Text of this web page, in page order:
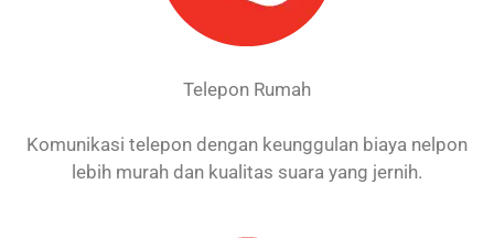
Telepon Rumah
Komunikasi telepon dengan keunggulan biaya nelpon
lebih murah dan kualitas suara yang jernih.